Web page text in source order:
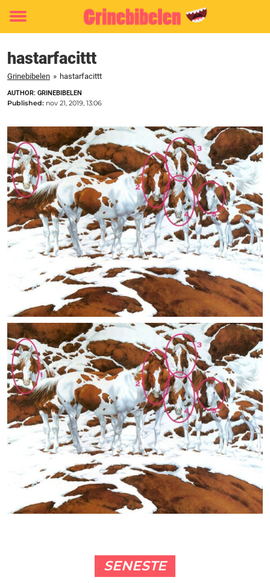
Toggle
hastarfacittt
Grinebibelen » hastarfacittt
AUTHOR: GRINEBIBELEN
Published: nov 21, 2019, 13:06
SENESTE